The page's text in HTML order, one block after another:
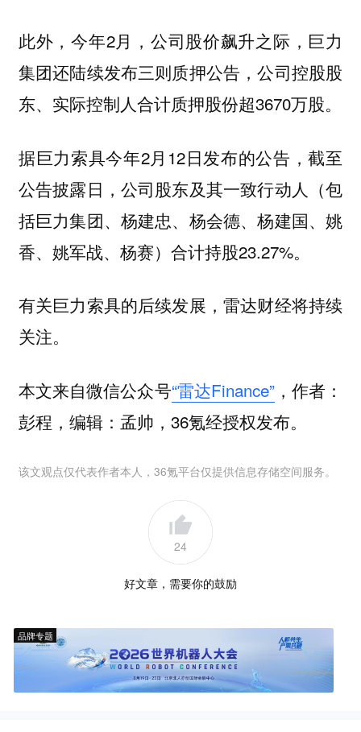
此外，今年2月，公司股价飙升之际，巨力
集团还陆续发布三则质押公告，公司控股股
东、实际控制人合计质押股份超3670万股。
据巨力索具今年2月12日发布的公告，截至
公告披露日，公司股东及其一致行动人（包
括巨力集团、杨建忠、杨会德、杨建国、姚
香、姚军战、杨赛）合计持股23.27%。
有关巨力索具的后续发展，雷达财经将持续
关注。
本文来自微信公众号“雷达Finance”，作者：
彭程，编辑：孟帅，36氪经授权发布。
该文观点仅代表作者本人，36氪平台仅提供信息存储空间服务。
24
好文章，需要你的鼓励
品牌专题